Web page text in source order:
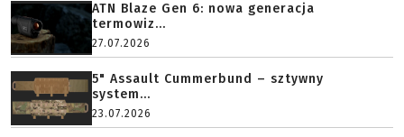
ATN Blaze Gen 6: nowa generacja
termowiz...
27.07.2026
5" Assault Cummerbund – sztywny
system...
23.07.2026